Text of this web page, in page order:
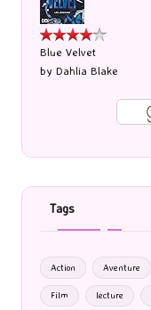
Blue Velvet
by Dahlia Blake
Tags
Action Aventure
Film lecture